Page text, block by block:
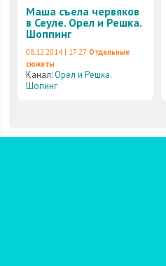
Маша съела червяков
в Сеуле. Орел и Решка.
Шоппинг
08.12.2014 | 17:27 Отдельные
сюжеты
Канал:Орел и Решка.
Шопинг